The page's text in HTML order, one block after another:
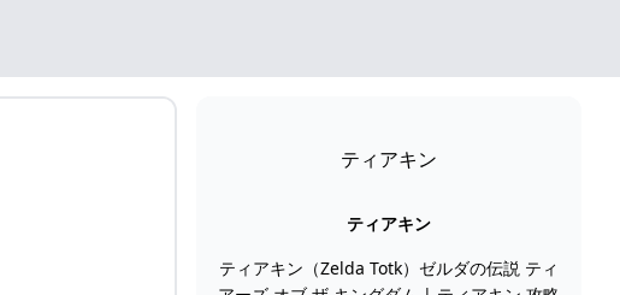
ティアキン
ティアキン
ティアキン（Zelda Totk）ゼルダの伝説 ティ